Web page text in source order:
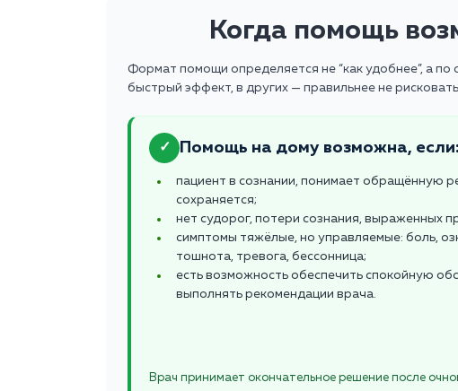
Когда помощь
Формат помощи определяется не “как удобнее”, а
быстрый эффект, в других — правильнее не
✓ Помощь на дому возможна, если:
пациент в сознании, понимает обращённую
сохраняется;
нет судорог, потери сознания, выраженных
симптомы тяжёлые, но управляемые: боль,
тошнота, тревога, бессонница;
есть возможность обеспечить спокойную
выполнять рекомендации врача.
Врач принимает окончательное решение после